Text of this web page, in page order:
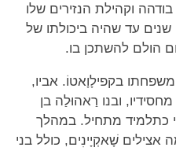
וקהילת הנזירים שלו
עד שהיה ביכולתו של
הולם להשתכן בו.
בקפילָוָאטוֹ. אביו,
ובנו רַאהוּלַה בן
כתלמיד מתחיל. במהלך
שָׁאקְיָינִים, כולל בני